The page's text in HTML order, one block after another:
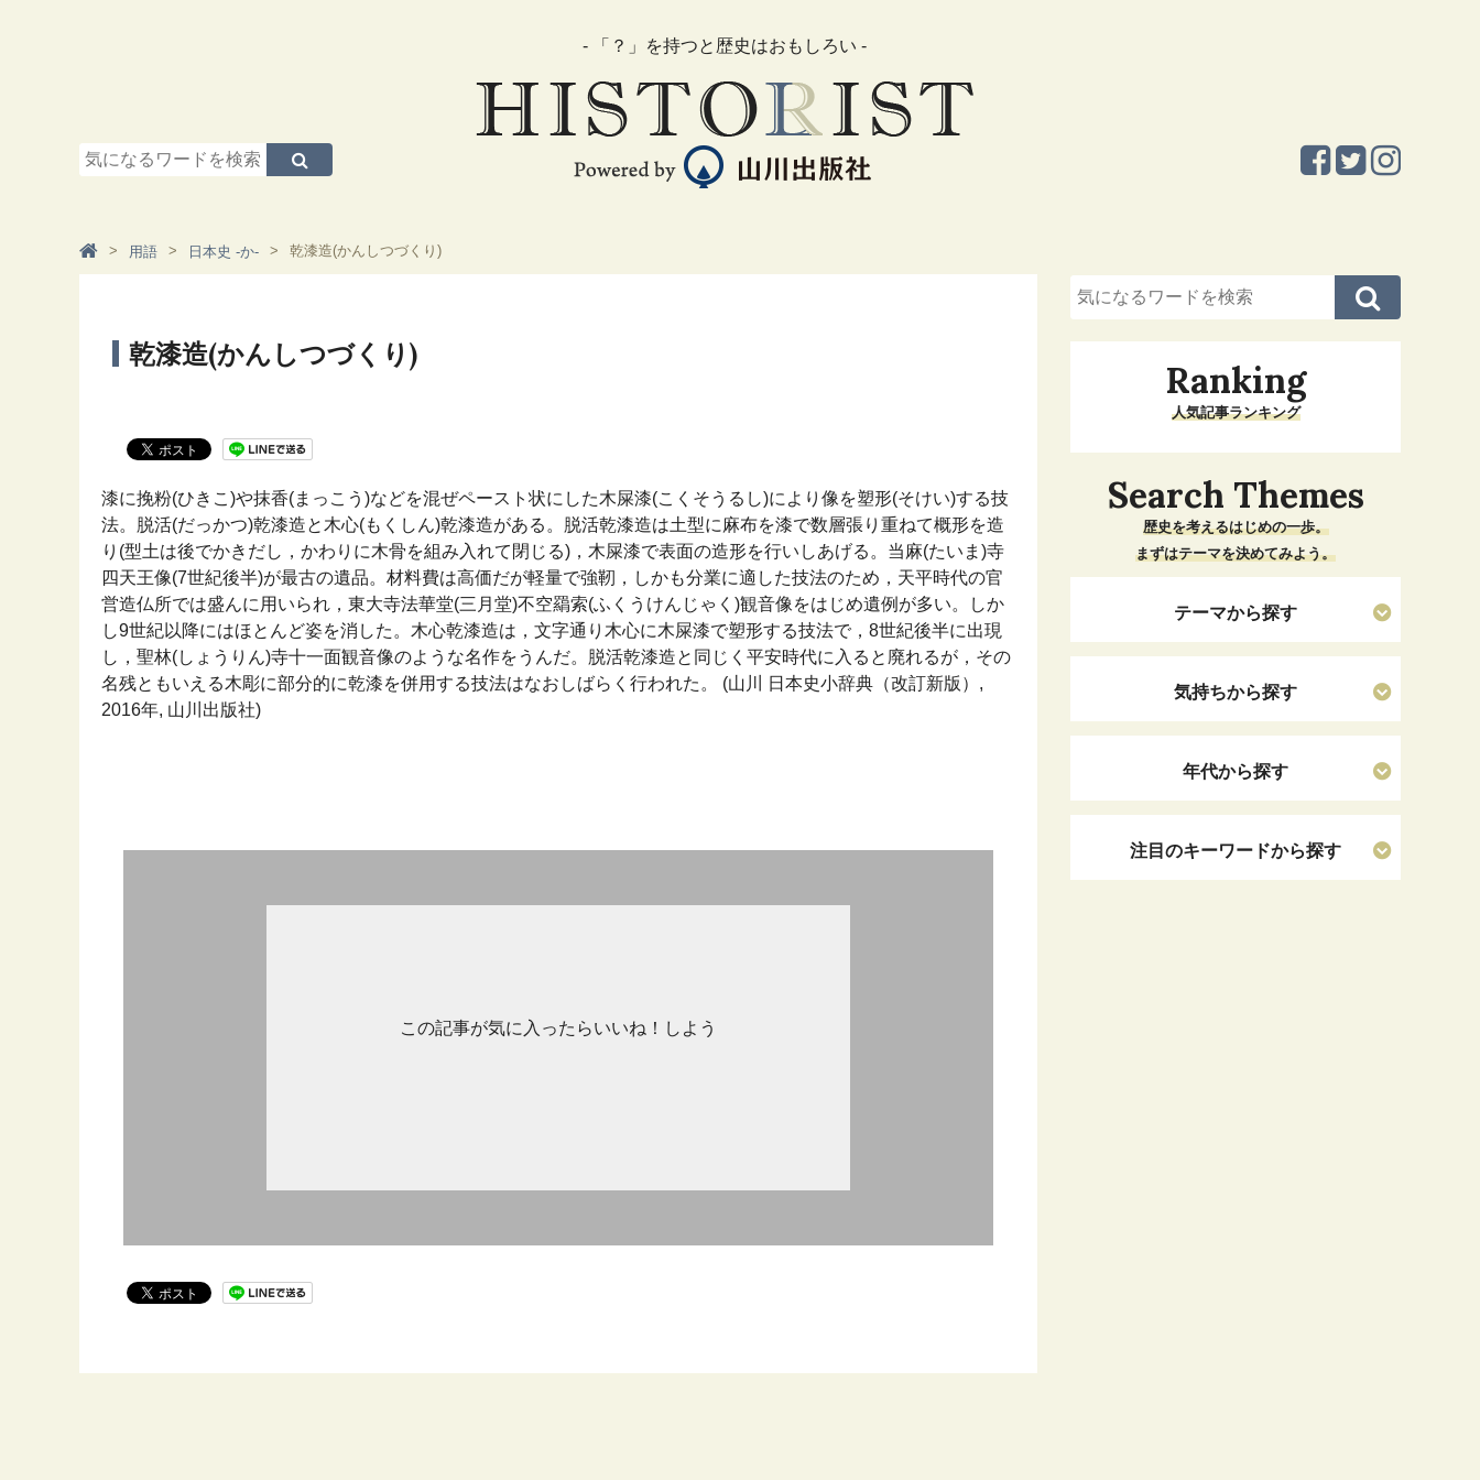
- 「？」を持つと歴史はおもしろい -
用語 日本史 -か- 乾漆造(かんしつづくり)
乾漆造(かんしつづくり)
漆に挽粉(ひきこ)や抹香(まっこう)などを混ぜペースト状にした木屎漆(こくそうるし)により像を塑形(そけい)する技
法。脱活(だっかつ)乾漆造と木心(もくしん)乾漆造がある。脱活乾漆造は土型に麻布を漆で数層張り重ねて概形を造
り(型土は後でかきだし，かわりに木骨を組み入れて閉じる)，木屎漆で表面の造形を行いしあげる。当麻(たいま)寺
四天王像(7世紀後半)が最古の遺品。材料費は高価だが軽量で強靭，しかも分業に適した技法のため，天平時代の官
営造仏所では盛んに用いられ，東大寺法華堂(三月堂)不空羂索(ふくうけんじゃく)観音像をはじめ遺例が多い。しか
し9世紀以降にはほとんど姿を消した。木心乾漆造は，文字通り木心に木屎漆で塑形する技法で，8世紀後半に出現
し，聖林(しょうりん)寺十一面観音像のような名作をうんだ。脱活乾漆造と同じく平安時代に入ると廃れるが，その
名残ともいえる木彫に部分的に乾漆を併用する技法はなおしばらく行われた。 (山川 日本史小辞典（改訂新版）,
2016年, 山川出版社)
この記事が気に入ったらいいね！しよう
Ranking
人気記事ランキング
Search Themes
歴史を考えるはじめの一歩。
まずはテーマを決めてみよう。
テーマから探す
気持ちから探す
年代から探す
注目のキーワードから探す